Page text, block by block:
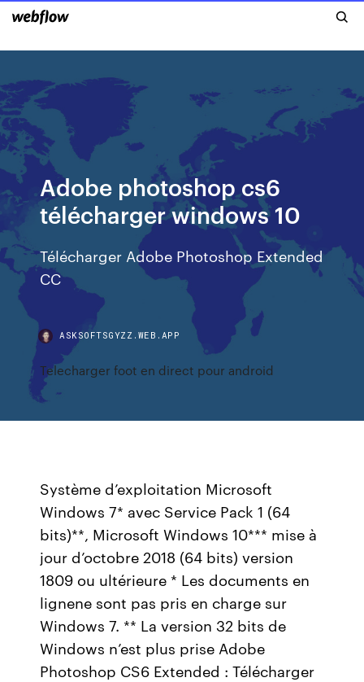
Adobe photoshop cs6
télécharger windows 10
Télécharger Adobe Photoshop Extended
CC
ASKSOFTSGYZZ.WEB.APP
Telecharger foot en direct pour android
Système d’exploitation Microsoft
Windows 7* avec Service Pack 1 (64
bits)**, Microsoft Windows 10*** mise à
jour d’octobre 2018 (64 bits) version
1809 ou ultérieure * Les documents en
lignene sont pas pris en charge sur
Windows 7. ** La version 32 bits de
Windows n’est plus prise Adobe
Photoshop CS6 Extended : Télécharger